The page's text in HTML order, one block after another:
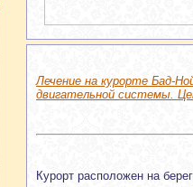
Лечение на курорте Бад-
двигательной системы.
Курорт расположен на